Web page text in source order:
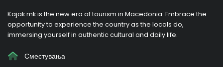
Kajak.mk is the new era of tourism in Macedonia. Embrace the
opportunity to experience the country as the locals do,
immersing yourself in authentic cultural and daily life.
Сместувања